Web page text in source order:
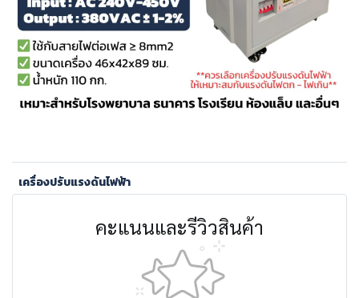
เครื่องปรับแรงดันไฟฟ้า
คะแนนและรีวิวสินค้า